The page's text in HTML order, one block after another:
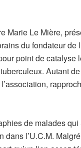
Marie Le Mière,
du fondateur
point de
Autant
de malades
l’U.C.M.